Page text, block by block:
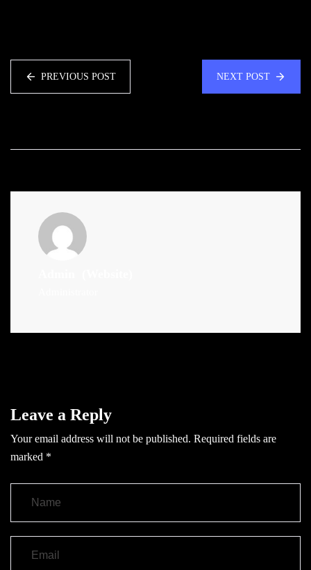
PREVIOUS POST NEXT POST
Leave a Reply
Your email address will not be published. Required fields are
marked *